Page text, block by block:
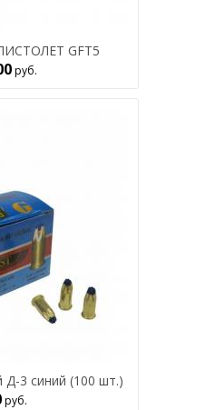
GFT5
руб.
3 синий (100 шт.)
руб.